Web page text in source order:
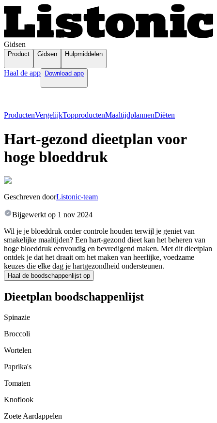
Gidsen
Product Gidsen Hulpmiddelen
Haal de app Download app
ProductenVergelijkTopproductenMaaltijdplannenDiëten
Hart-gezond dieetplan voor
hoge bloeddruk
Geschreven doorListonic-team
Bijgewerkt op 1 nov 2024
Wil je je bloeddruk onder controle houden terwijl je geniet van
smakelijke maaltijden? Een hart-gezond dieet kan het beheren van
hoge bloeddruk eenvoudig en bevredigend maken. Met dit dieetplan
ontdek je dat het draait om het maken van heerlijke, voedzame
keuzes die elke dag je hartgezondheid ondersteunen.
Haal de boodschappenlijst op
Dieetplan boodschappenlijst
Spinazie
Broccoli
Wortelen
Paprika's
Tomaten
Knoflook
Zoete Aardappelen